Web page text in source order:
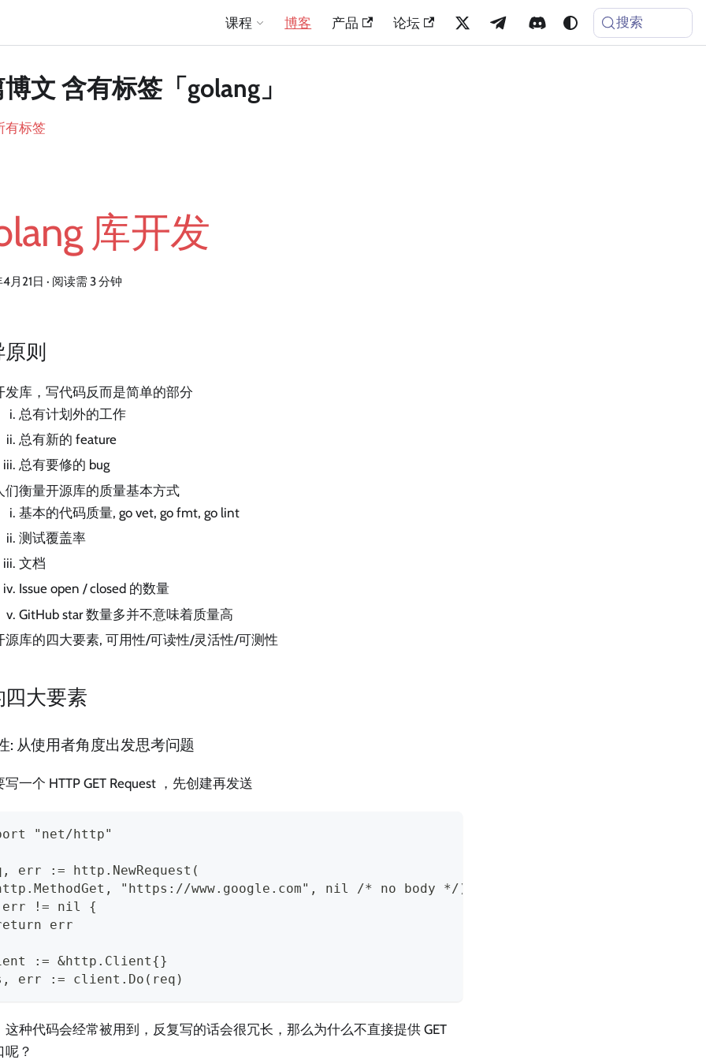
课程 博客 产品 论坛 搜索
博文 含有标签「golang」
有标签
库开发
月21日 · 阅读需 3 分钟
原则
发库，写代码反而是简单的部分
总有计划外的工作
总有新的 feature
总有要修的 bug
们衡量开源库的质量基本方式
基本的代码质量, go vet, go fmt, go lint
测试覆盖率
文档
Issue open / closed 的数量
GitHub star 数量多并不意味着质量高
源库的四大要素, 可用性/可读性/灵活性/可测性
四大要素
: 从使用者角度出发思考问题
写一个 HTTP GET Request ，先创建再发送
"net/http"
err := http.NewRequest(
"https://www.google.com", nil /* no body */)
!= nil {
err
:= &http.Client{}
err := client.Do(req)
这种代码会经常被用到，反复写的话会很冗长，那么为什么不直接提供 GET
呢？